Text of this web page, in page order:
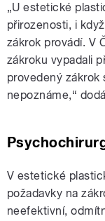
„U estetické
přirozenosti, i
zákrok provádí. V
zákroku vypadali
provedený zákrok
nepoznáme,“
V estetické
požadavky na
neefektivní,